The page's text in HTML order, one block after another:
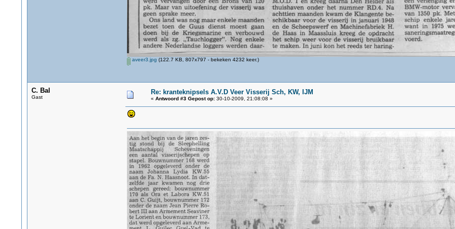
aveer3.jpg (122.7 KB, 807x797 - bekeken 4232 keer.)
C. Bal
Gast
Re: kranteknipsels A.V.D Veer Visserij Sch, KW, IJM
« Antwoord #3 Gepost op:30-10-2009, 21:08:08 »